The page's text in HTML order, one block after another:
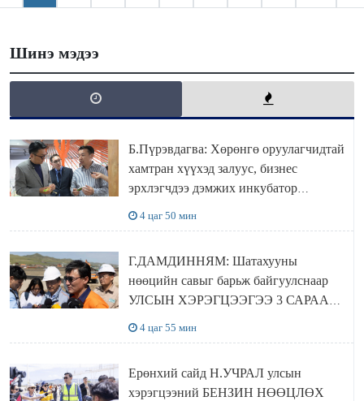
Шинэ мэдээ
Б.Пүрэвдагва: Хөрөнгө оруулагчидтай
хамтран хүүхэд залуус, бизнес
эрхлэгчдээ дэмжих инкубатор
4 цаг 50 мин
Г.ДАМДИННЯМ: Шатахууны
нөөцийн савыг барьж байгуулснаар
УЛСЫН ХЭРЭГЦЭЭГЭЭ 3 САРААР
4 цаг 55 мин
Ерөнхий сайд Н.УЧРАЛ улсын
хэрэгцээний БЕНЗИН НӨӨЦЛӨХ